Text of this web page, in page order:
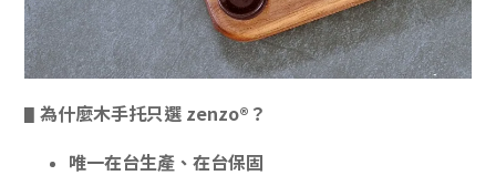
▋ 為什麼木手托只選 zenzo®？
唯一在台生產、在台保固